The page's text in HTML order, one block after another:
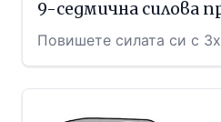
9-седмична силова
Повишете силата си с